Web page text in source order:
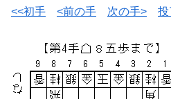
<<初手 <前の手 次の手> 投